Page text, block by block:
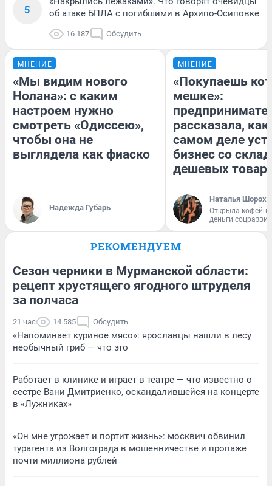
5
об атаке БПЛА с погибшими в Архипо-Осиповке
16 187 Обсудить
МНЕНИЕ
«Мы видим нового
Нолана»: с каким
настроем нужно
смотреть «Одиссею»,
чтобы она не
выглядела как фиаско
Надежда Губарь
МНЕНИЕ
«Покупаешь
мешке»:
рассказала, как
самом деле
бизнес со
дешевых
Наталья
Открыла
деньги
РЕКОМЕНДУЕМ
Сезон черники в Мурманской области:
рецепт хрустящего ягодного штруделя
за полчаса
21 час 14 585 Обсудить
«Напоминает куриное мясо»: ярославцы нашли в лесу
необычный гриб — что это
Работает в клинике и играет в театре — что известно о
сестре Вани Дмитриенко, оскандалившейся на концерте
в «Лужниках»
«Он мне угрожает и портит жизнь»: москвич обвинил
турагента из Волгограда в мошенничестве и пропаже
почти миллиона рублей